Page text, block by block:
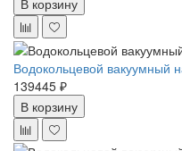
В корзину
Водокольцевой вакуумный
139445 ₽
В корзину